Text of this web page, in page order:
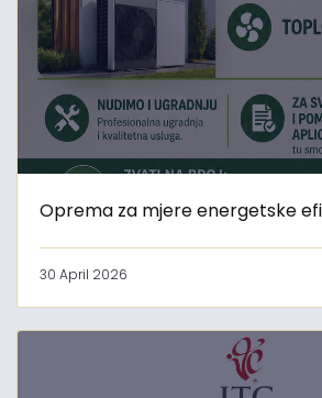
Oprema za mjere energetske
30 April 2026